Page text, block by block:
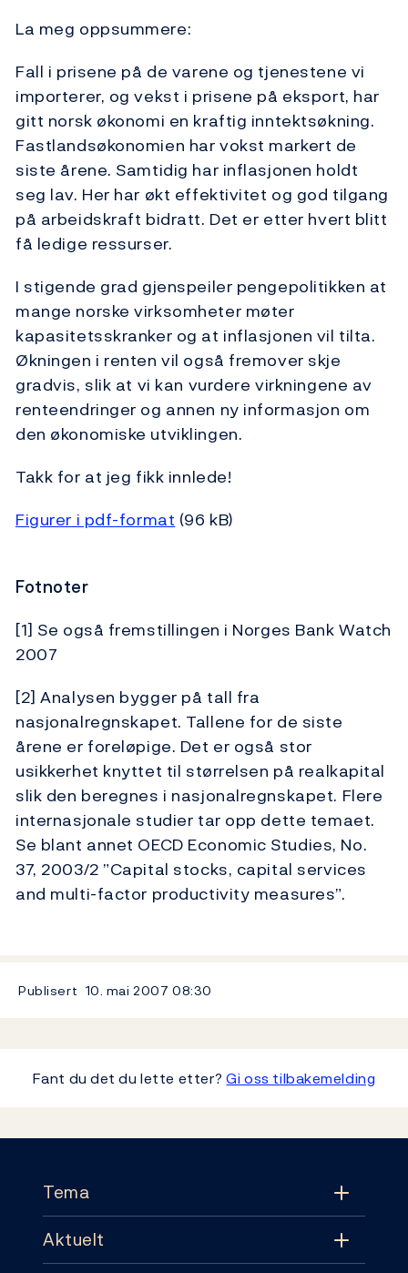
La meg oppsummere:
Fall i prisene på de varene og tjenestene vi
importerer, og vekst i prisene på eksport, har
gitt norsk økonomi en kraftig inntektsøkning.
Fastlandsøkonomien har vokst markert de
siste årene. Samtidig har inflasjonen holdt
seg lav. Her har økt effektivitet og god tilgang
på arbeidskraft bidratt. Det er etter hvert blitt
få ledige ressurser.
I stigende grad gjenspeiler pengepolitikken at
mange norske virksomheter møter
kapasitetsskranker og at inflasjonen vil tilta.
Økningen i renten vil også fremover skje
gradvis, slik at vi kan vurdere virkningene av
renteendringer og annen ny informasjon om
den økonomiske utviklingen.
Takk for at jeg fikk innlede!
Figurer i pdf-format (96 kB)
Fotnoter
[1] Se også fremstillingen i Norges Bank Watch
2007
[2] Analysen bygger på tall fra
nasjonalregnskapet. Tallene for de siste
årene er foreløpige. Det er også stor
usikkerhet knyttet til størrelsen på realkapital
slik den beregnes i nasjonalregnskapet. Flere
internasjonale studier tar opp dette temaet.
Se blant annet OECD Economic Studies, No.
37, 2003/2 ”Capital stocks, capital services
and multi-factor productivity measures”.
Publisert 10. mai 2007 08:30
Fant du det du lette etter?Gi oss tilbakemelding
Tema
Tema
Aktuelt